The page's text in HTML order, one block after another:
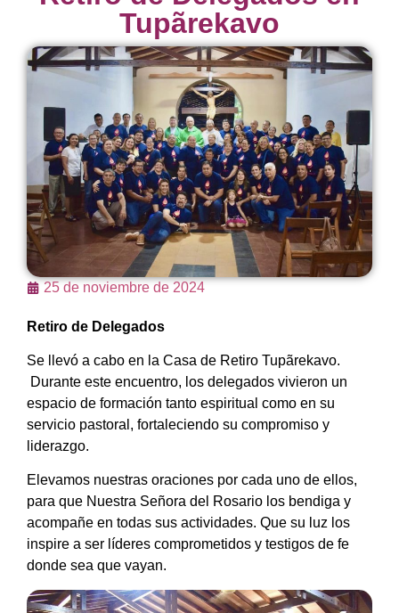
Tupãrekavo
25 de noviembre de 2024
Retiro de Delegados
Se llevó a cabo en la Casa de Retiro Tupãrekavo.
Durante este encuentro, los delegados vivieron un
espacio de formación tanto espiritual como en su
servicio pastoral, fortaleciendo su compromiso y
liderazgo.
Elevamos nuestras oraciones por cada uno de ellos,
para que Nuestra Señora del Rosario los bendiga y
acompañe en todas sus actividades. Que su luz los
inspire a ser líderes comprometidos y testigos de fe
donde sea que vayan.